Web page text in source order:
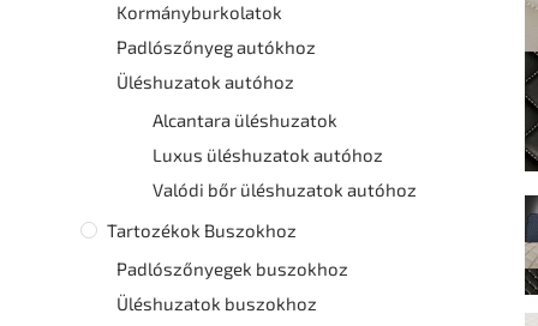
Kormányburkolatok
Padlószőnyeg autókhoz
Üléshuzatok autóhoz
Alcantara üléshuzatok
Luxus üléshuzatok autóhoz
Valódi bőr üléshuzatok autóhoz
Tartozékok Buszokhoz
Padlószőnyegek buszokhoz
Üléshuzatok buszokhoz